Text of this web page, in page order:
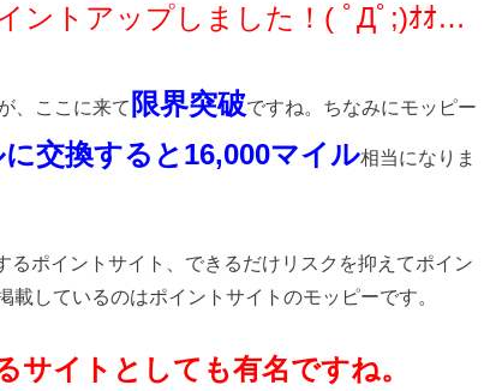
ントアップしました！( ﾟДﾟ;)ｵｵ…
、ここに来て 限界突破ですね。ちなみにモッピー
交換すると16,000マイル相当になりま
ポイントサイト、できるだけリスクを抑えてポイン
しているのはポイントサイトのモッピーです。
イトとしても有名ですね。